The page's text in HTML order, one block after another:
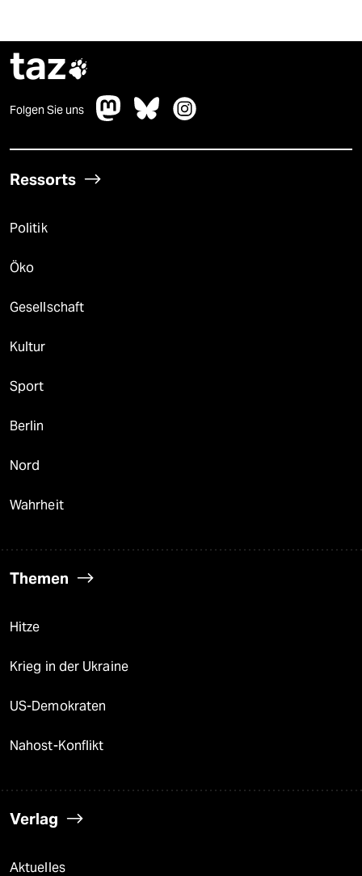
taz
Folgen Sie uns
Ressorts
Politik
Öko
Gesellschaft
Kultur
Sport
Berlin
Nord
Wahrheit
Themen
Hitze
Krieg in der Ukraine
US-Demokraten
Nahost-Konflikt
Verlag
Aktuelles